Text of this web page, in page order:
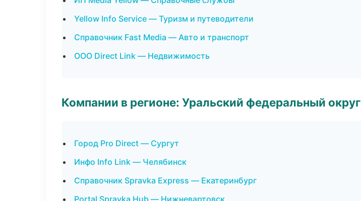
Yellow Info Service — Туризм и путеводители
Справочник Fast Media — Авто и транспорт
ООО Direct Link — Недвижимость
Компании в регионе: Уральский федеральный округ
Город Pro Direct — Сургут
Инфо Info Link — Челябинск
Справочник Spravka Express — Екатеринбург
Portal Spravka Hub — Нижневартовск